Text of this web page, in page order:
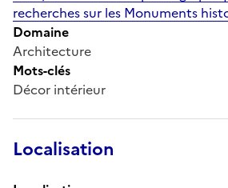
recherches sur les Monuments
Domaine
Architecture
Mots-clés
Décor intérieur
Localisation